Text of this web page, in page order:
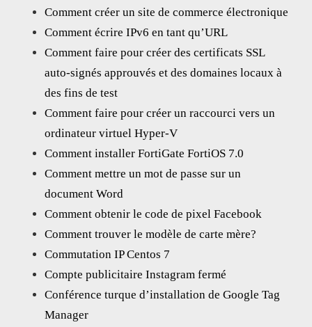
Comment créer un site de commerce électronique
Comment écrire IPv6 en tant qu’URL
Comment faire pour créer des certificats SSL
auto-signés approuvés et des domaines locaux à
des fins de test
Comment faire pour créer un raccourci vers un
ordinateur virtuel Hyper-V
Comment installer FortiGate FortiOS 7.0
Comment mettre un mot de passe sur un
document Word
Comment obtenir le code de pixel Facebook
Comment trouver le modèle de carte mère?
Commutation IP Centos 7
Compte publicitaire Instagram fermé
Conférence turque d’installation de Google Tag
Manager